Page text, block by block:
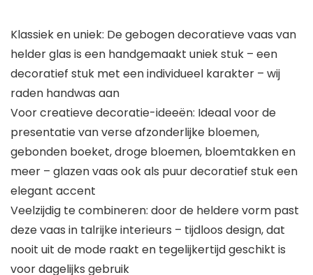
Klassiek en uniek: De gebogen decoratieve vaas van
helder glas is een handgemaakt uniek stuk – een
decoratief stuk met een individueel karakter – wij
raden handwas aan
Voor creatieve decoratie-ideeën: Ideaal voor de
presentatie van verse afzonderlijke bloemen,
gebonden boeket, droge bloemen, bloemtakken en
meer – glazen vaas ook als puur decoratief stuk een
elegant accent
Veelzijdig te combineren: door de heldere vorm past
deze vaas in talrijke interieurs – tijdloos design, dat
nooit uit de mode raakt en tegelijkertijd geschikt is
voor dagelijks gebruik